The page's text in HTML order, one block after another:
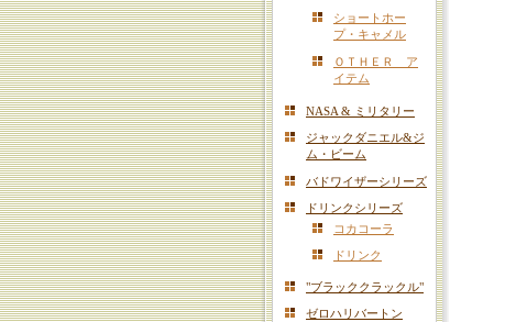
ショートホー
プ・キャメル
ＯＴＨＥＲ ア
イテム
NASA & ミリタリー
ジャックダニエル&ジ
ム・ビーム
バドワイザーシリーズ
ドリンクシリーズ
コカコーラ
ドリンク
"ブラッククラックル"
ゼロハリバートン